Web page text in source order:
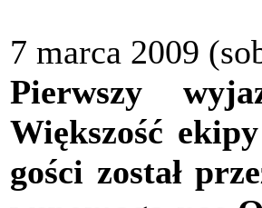
7 marca 2009
Pierwszy
Większość
gości został